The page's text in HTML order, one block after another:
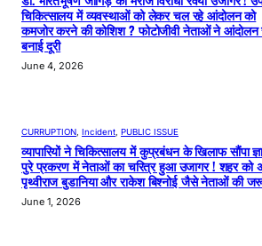
चिकित्सालय में व्यवस्थाओं को लेकर चल रहे आंदोलन को
कमजोर करने की कोशिश ? फोटोजीवी नेताओं ने
बनाई दूरी
June 4, 2026
CURRUPTION Incident PUBLIC ISSUE
व्यापारियों ने चिकित्सालय में कुप्रबंधन के खिलाफ सौंपा
पुरे प्रकरण में नेताओं का चरित्र हुआ उजागर ! शहर को
पृथ्वीराज बुडानिया और राकेश बिश्नोई जैसे नेताओं की
June 1, 2026